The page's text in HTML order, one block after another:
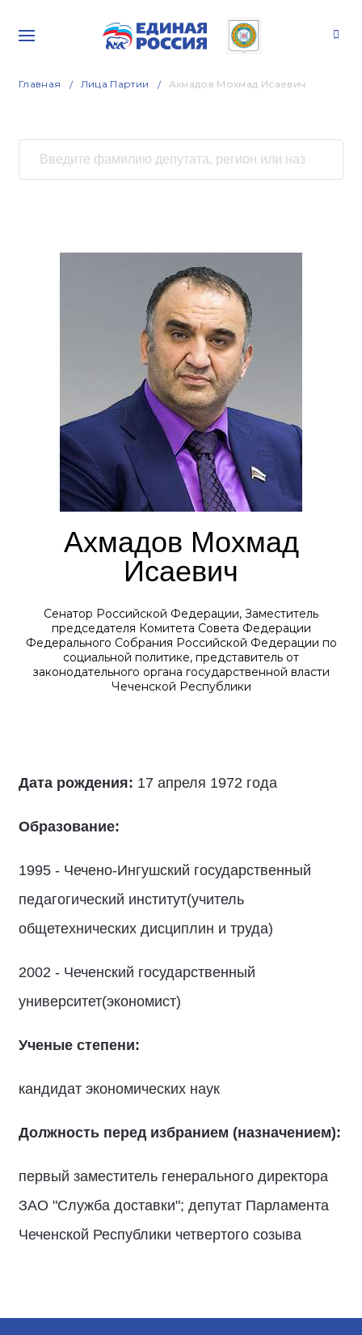
Главная Лица Партии Ахмадов Мохмад Исаевич
Ахмадов Мохмад
Исаевич
Сенатор Российской Федерации, Заместитель
председателя Комитета Совета Федерации
Федерального Собрания Российской Федерации по
социальной политике, представитель от
законодательного органа государственной власти
Чеченской Республики
Дата рождения: 17 апреля 1972 года
Образование:
1995 - Чечено-Ингушский государственный
педагогический институт(учитель
общетехнических дисциплин и труда)
2002 - Чеченский государственный
университет(экономист)
Ученые степени:
кандидат экономических наук
Должность перед избранием (назначением):
первый заместитель генерального директора
ЗАО "Служба доставки"; депутат Парламента
Чеченской Республики четвертого созыва